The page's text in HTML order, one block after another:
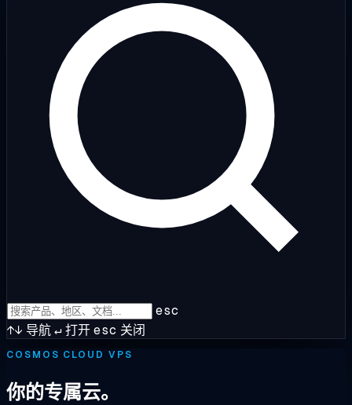
esc
↑↓ 导航↵打开esc 关闭
COSMOS CLOUD VPS
你的专属云。